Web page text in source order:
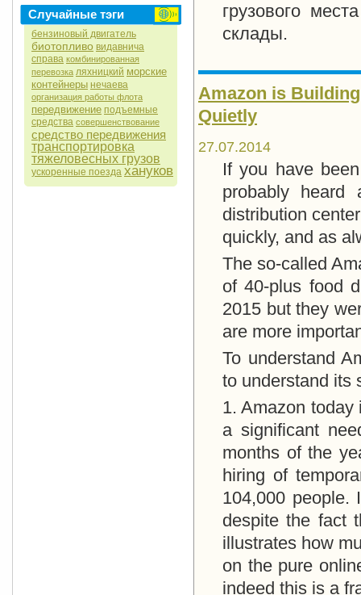
Случайные тэги
бензиновый двигатель
биотопливо видавнича
справа комбинированная
перевозка ляхницкий морские
контейнеры нечаева
организация работы флота
передвижение подъемные
средства совершенствование
средство передвижения
транспортировка
тяжеловесных грузов
ускоренные поезда хануков
грузового
склады.
Amazon is
Quietly
27.07.2014
If you have
probably heard
distribution
quickly, and as
The so-called
of 40-plus food
2015 but they
are more
To understand
to understand its
1. Amazon
a significant
months of the
hiring of
104,000 people.
despite the fact
illustrates how
on the pure
indeed this is a